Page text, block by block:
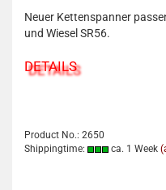
Neuer Kettenspanner
und Wiesel SR56.
DETAILS
Product No.: 2650
Shippingtime:
ca. 1 Week